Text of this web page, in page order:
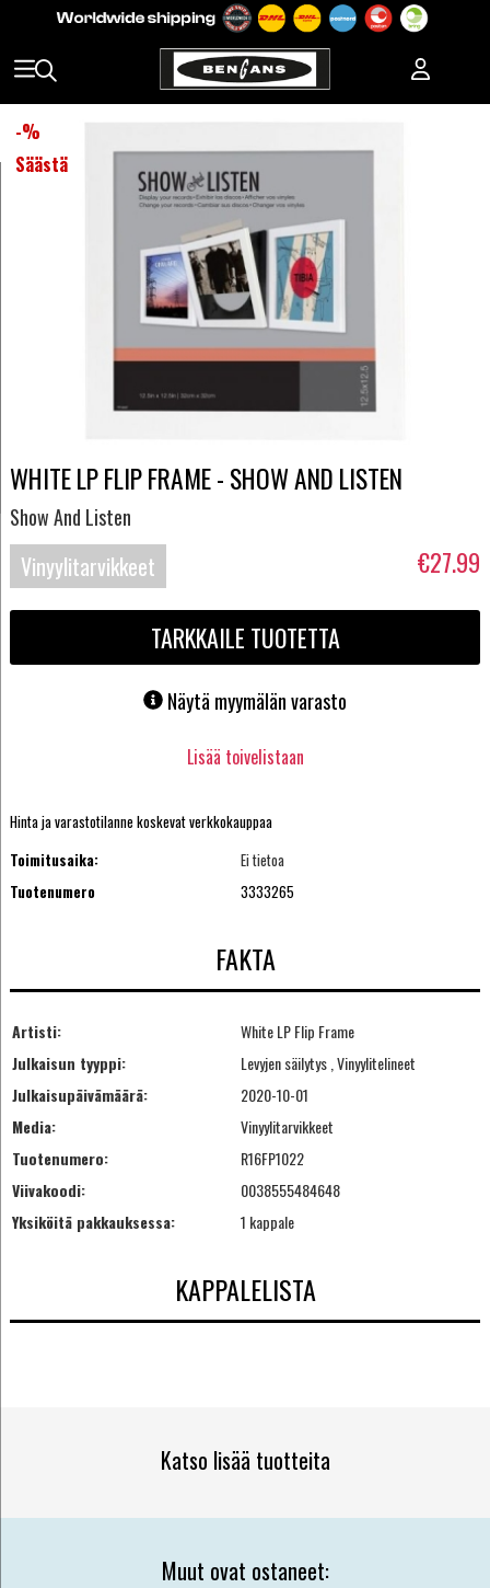
-%
Säästä
WHITE LP FLIP FRAME - SHOW AND LISTEN
Show And Listen
Vinyylitarvikkeet €27.99
TARKKAILE TUOTETTA
Näytä myymälän varasto
Lisää toivelistaan
Hinta ja varastotilanne koskevat verkkokauppaa
Toimitusaika:
Ei tietoa
Tuotenumero
3333265
FAKTA
Artisti:
White LP Flip Frame
Julkaisun tyyppi:
Levyjen säilytys , Vinyylitelineet
Julkaisupäivämäärä:
2020-10-01
Media:
Vinyylitarvikkeet
Tuotenumero:
R16FP1022
Viivakoodi:
0038555484648
Yksiköitä pakkauksessa:
1 kappale
KAPPALELISTA
Katso lisää tuotteita
Muut ovat ostaneet: